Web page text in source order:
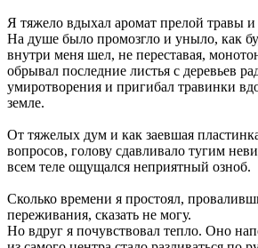
Я тяжело вдыхал аромат прелой травы
На душе было промозгло и уныло, как
внутри меня шел, не переставая,
обрывал последние листья с деревьев
умиротворения и пригибал травинки
земле.
От тяжелых дум и как заевшая
вопросов, голову сдавливало тугим
всем теле ощущался неприятный озноб.
Сколько времени я простоял,
переживания, сказать не могу.
Но вдруг я почувствовал тепло. Оно